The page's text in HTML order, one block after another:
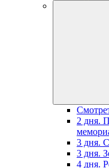
2 дня.
3 дня.
3 дня.
4 дня.